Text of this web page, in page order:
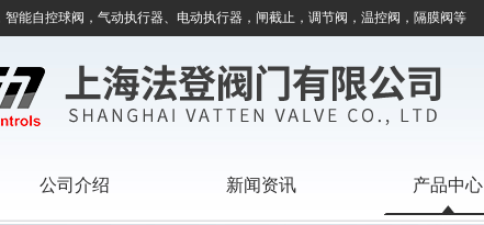
能自控球阀，气动执行器、电动执行器，闸截止，调节阀，温控阀，隔膜阀等
公司介绍 新闻资讯 产品中心